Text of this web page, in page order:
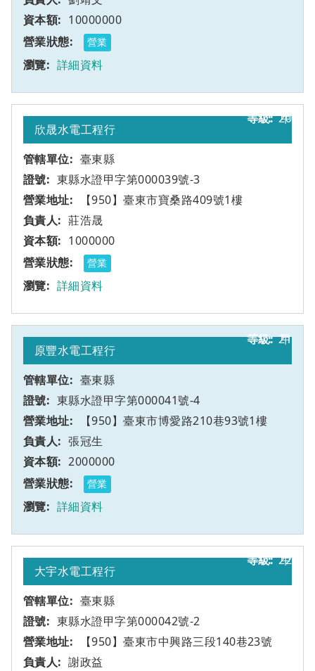
10000000
營業
詳細資料
20
欣晟水電工程行
臺東縣
東縣水證甲字第000039號-3
【950】臺東市寶桑路409號1樓
甲
莊浩晟
1000000
營業
詳細資料
21
原豐水電工程行
臺東縣
東縣水證甲字第000041號-4
【950】臺東市博愛路210巷93號1樓
甲
張冠生
2000000
營業
詳細資料
22
大宇水電工程行
臺東縣
東縣水證甲字第000042號-2
【950】臺東市中興路三段140巷23號
甲
謝政益